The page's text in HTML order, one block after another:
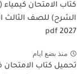
كتاب الامتحان كيمياء
الشرح) للصف الثالث
pdf 2027
منذ بضع ايام
تحميل كتاب الامتحان